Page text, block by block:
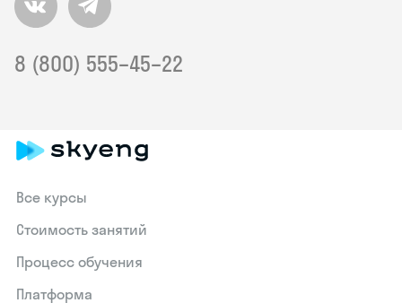
8 (800) 555–45–22
Все курсы
Стоимость занятий
Процесс обучения
Платформа